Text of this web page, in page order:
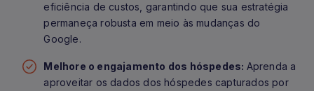
eficiência de custos, garantindo que sua estratégia
permaneça robusta em meio às mudanças do
Google.
Melhore o engajamento dos hóspedes: Aprenda a
aproveitar os dados dos hóspedes capturados por